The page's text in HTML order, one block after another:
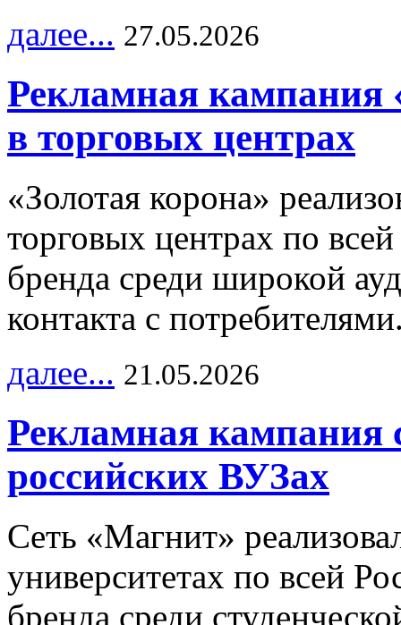
далее... 27.05.2026
Рекламная кампания
в торговых центрах
«Золотая корона»
торговых центрах по
бренда среди широкой
контакта с
далее... 21.05.2026
Рекламная кампания
российских ВУЗах
Сеть «Магнит»
университетах по всей
бренда среди